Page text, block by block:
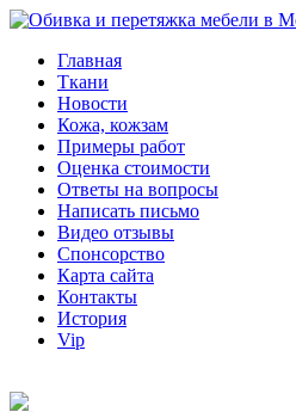
Главная
Ткани
Новости
Кожа, кожзам
Примеры работ
Оценка стоимости
Ответы на вопросы
Написать письмо
Видео отзывы
Спонсорство
Карта сайта
Контакты
История
Vip